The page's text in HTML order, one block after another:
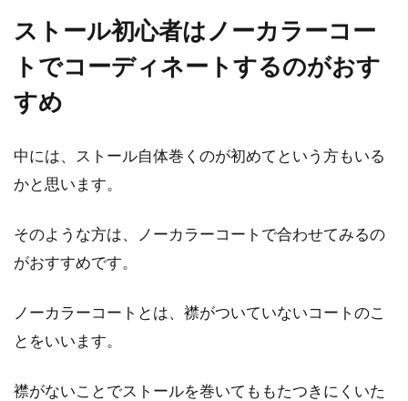
ストール初心者はノーカラーコー
トでコーディネートするのがおす
すめ
中には、ストール自体巻くのが初めてという方もいる
かと思います。
そのような方は、ノーカラーコートで合わせてみるの
がおすすめです。
ノーカラーコートとは、襟がついていないコートのこ
とをいいます。
襟がないことでストールを巻いてももたつきにくいた